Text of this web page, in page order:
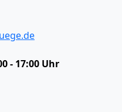
- 17:00 Uhr